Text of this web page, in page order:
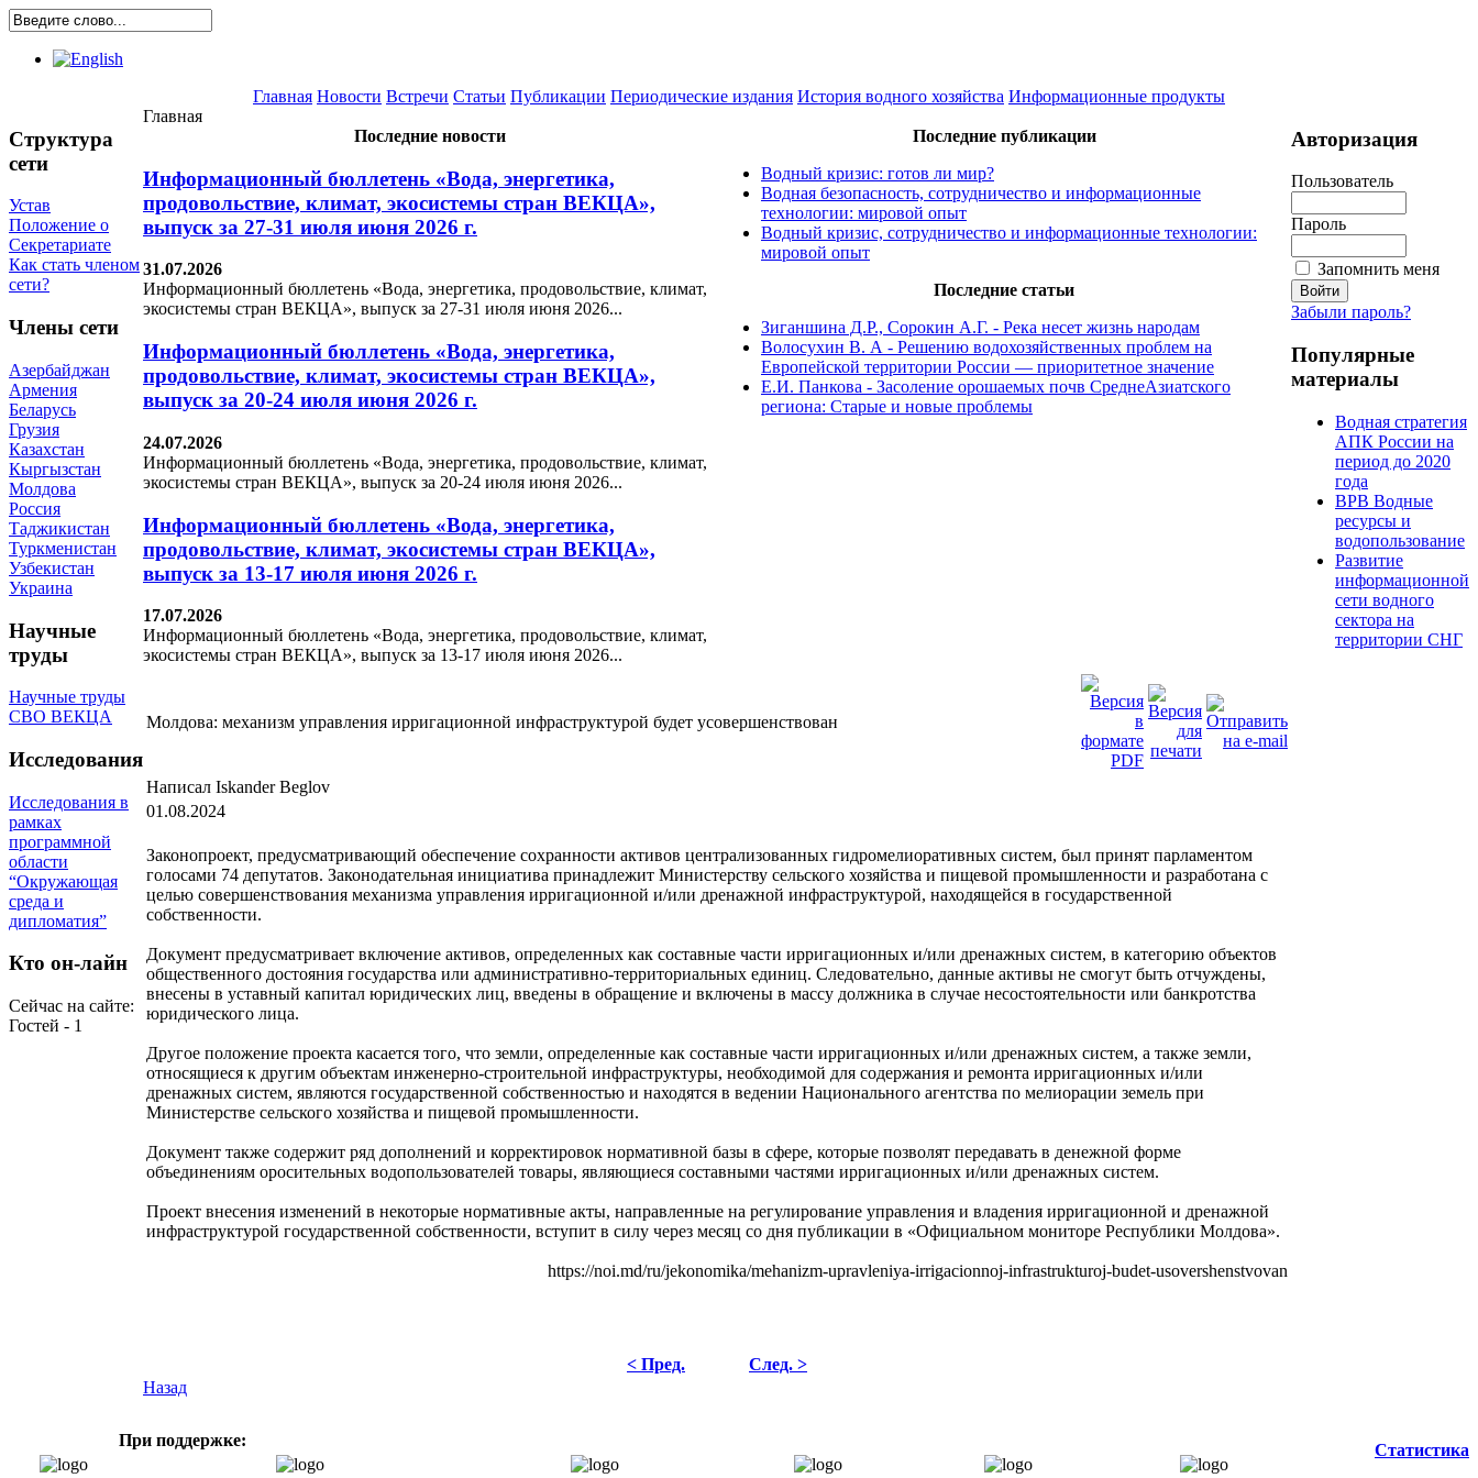
Главная Новости Встречи Статьи Публикации Периодические издания История водного хозяйства Информационные продукты
Структура
сети
Устав
Положение о
Секретариате
Как стать членом
сети?
Члены сети
Азербайджан
Армения
Беларусь
Грузия
Казахстан
Кыргызстан
Молдова
Россия
Таджикистан
Туркменистан
Узбекистан
Украина
Научные
труды
Научные труды
СВО ВЕКЦА
Исследования
Исследования в
рамках
программной
области
“Окружающая
среда и
дипломатия”
Кто он-лайн
Сейчас на сайте:
Гостей - 1
Главная
Последние новости
Информационный бюллетень «Вода, энергетика,
продовольствие, климат, экосистемы стран ВЕКЦА»,
выпуск за 27-31 июля июня 2026 г.
31.07.2026
Информационный бюллетень «Вода, энергетика, продовольствие, климат,
экосистемы стран ВЕКЦА», выпуск за 27-31 июля июня 2026...
Информационный бюллетень «Вода, энергетика,
продовольствие, климат, экосистемы стран ВЕКЦА»,
выпуск за 20-24 июля июня 2026 г.
24.07.2026
Информационный бюллетень «Вода, энергетика, продовольствие, климат,
экосистемы стран ВЕКЦА», выпуск за 20-24 июля июня 2026...
Информационный бюллетень «Вода, энергетика,
продовольствие, климат, экосистемы стран ВЕКЦА»,
выпуск за 13-17 июля июня 2026 г.
17.07.2026
Информационный бюллетень «Вода, энергетика, продовольствие, климат,
экосистемы стран ВЕКЦА», выпуск за 13-17 июля июня 2026...
Последние публикации
Водный кризис: готов ли мир?
Водная безопасность, сотрудничество и информационные
технологии: мировой опыт
Водный кризис, сотрудничество и информационные технологии:
мировой опыт
Последние статьи
Зиганшина Д.Р., Сорокин А.Г. - Река несет жизнь народам
Волосухин В. А - Решению водохозяйственных проблем на
Европейской территории России — приоритетное значение
Е.И. Панкова - Засоление орошаемых почв СреднеАзиатского
региона: Старые и новые проблемы
Молдова: механизм управления ирригационной инфраструктурой будет усовершенствован
Написал Iskander Beglov
01.08.2024
Законопроект, предусматривающий обеспечение сохранности активов централизованных гидромелиоративных систем, был принят парламентом
голосами 74 депутатов. Законодательная инициатива принадлежит Министерству сельского хозяйства и пищевой промышленности и разработана с
целью совершенствования механизма управления ирригационной и/или дренажной инфраструктурой, находящейся в государственной
собственности.
Документ предусматривает включение активов, определенных как составные части ирригационных и/или дренажных систем, в категорию объектов
общественного достояния государства или административно-территориальных единиц. Следовательно, данные активы не смогут быть отчуждены,
внесены в уставный капитал юридических лиц, введены в обращение и включены в массу должника в случае несостоятельности или банкротства
юридического лица.
Другое положение проекта касается того, что земли, определенные как составные части ирригационных и/или дренажных систем, а также земли,
относящиеся к другим объектам инженерно-строительной инфраструктуры, необходимой для содержания и ремонта ирригационных и/или
дренажных систем, являются государственной собственностью и находятся в ведении Национального агентства по мелиорации земель при
Министерстве сельского хозяйства и пищевой промышленности.
Документ также содержит ряд дополнений и корректировок нормативной базы в сфере, которые позволят передавать в денежной форме
объединениям оросительных водопользователей товары, являющиеся составными частями ирригационных и/или дренажных систем.
Проект внесения изменений в некоторые нормативные акты, направленные на регулирование управления и владения ирригационной и дренажной
инфраструктурой государственной собственности, вступит в силу через месяц со дня публикации в «Официальном мониторе Республики Молдова».
https://noi.md/ru/jekonomika/mehanizm-upravleniya-irrigacionnoj-infrastrukturoj-budet-usovershenstvovan
< Пред.
След. >
Назад
Авторизация
Пользователь
Пароль
Запомнить меня
Забыли пароль?
Популярные
материалы
Водная стратегия
АПК России на
период до 2020
года
ВРВ Водные
ресурсы и
водопользование
Развитие
информационной
сети водного
сектора на
территории СНГ
При поддержке:
Статистика